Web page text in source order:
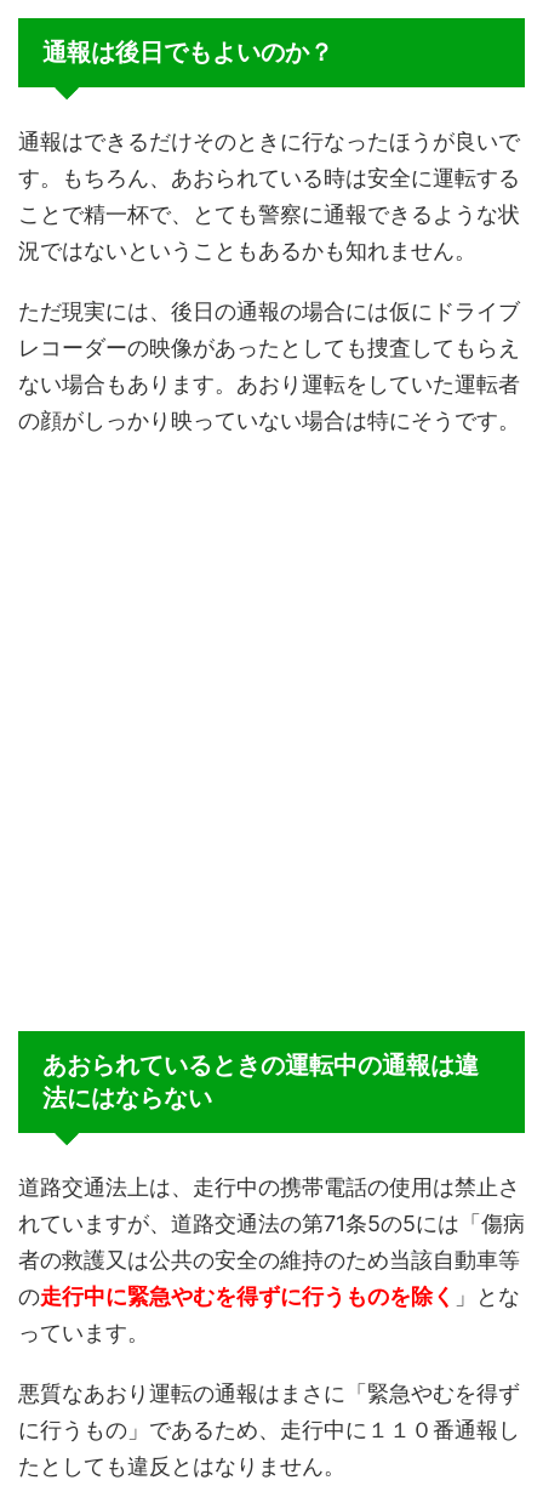
通報は後日でもよいのか？
通報はできるだけそのときに行なったほうが良いで
す。もちろん、あおられている時は安全に運転する
ことで精一杯で、とても警察に通報できるような状
況ではないということもあるかも知れません。
ただ現実には、後日の通報の場合には仮にドライブ
レコーダーの映像があったとしても捜査してもらえ
ない場合もあります。あおり運転をしていた運転者
の顔がしっかり映っていない場合は特にそうです。
あおられているときの運転中の通報は違
法にはならない
道路交通法上は、走行中の携帯電話の使用は禁止さ
れていますが、道路交通法の第71条5の5には「傷病
者の救護又は公共の安全の維持のため当該自動車等
の走行中に緊急やむを得ずに行うものを除く 」とな
っています。
悪質なあおり運転の通報はまさに「緊急やむを得ず
に行うもの」であるため、走行中に１１０番通報し
たとしても違反とはなりません。